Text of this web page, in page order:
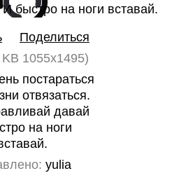
0
Поделиться
1055x1495)
постараться
отвязаться.
давай
на ноги
yulia